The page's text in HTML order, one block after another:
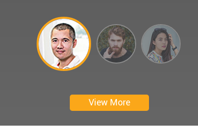
I hope you are happy everyday.
My parents said, we were happy in harong bey. ^^
Have a nice day.
View More